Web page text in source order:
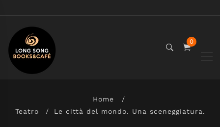
0
Home
Teatro
Le città del mondo. Una sceneggiatura.